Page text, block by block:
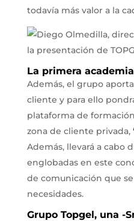
todavía más valor a la
La primera
Además, el grupo
cliente y para ello
plataforma de
zona de cliente privada, ‘
Además, llevará a cabo
englobadas en este
de comunicación que se
necesidades.
Grupo Topgel, una -